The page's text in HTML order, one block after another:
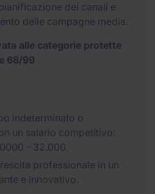
dei canali e
delle campagne media.
alle categorie protette
68/99
indeterminato o
un salario competitivo:
- 32.000.
professionale in un
e innovativo.